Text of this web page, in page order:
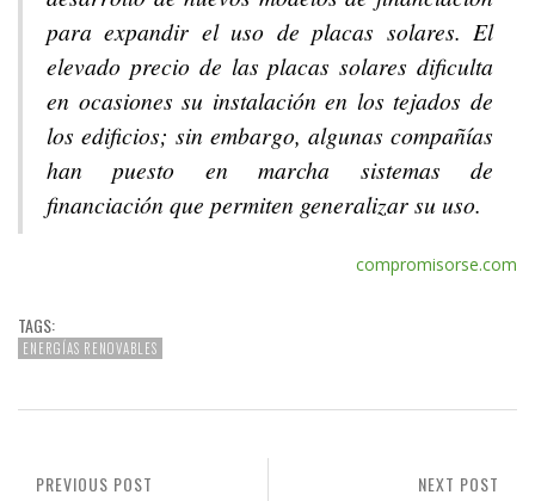
para expandir el uso de placas solares. El
elevado precio de las placas solares dificulta
en ocasiones su instalación en los tejados de
los edificios; sin embargo, algunas compañías
han puesto en marcha sistemas de
financiación que permiten generalizar su uso.
compromisorse.com
TAGS:
ENERGÍAS RENOVABLES
NEXT POST
PREVIOUS POST